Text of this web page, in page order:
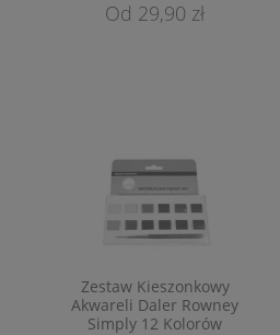
29,90 zł
Zestaw Kieszonkowy
Akwareli Daler Rowney
Simply 12 Kolorów